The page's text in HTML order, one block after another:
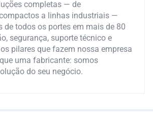
completas — de
a linhas industriais —
de todos os portes em mais de 80
segurança, suporte técnico e
pilares que fazem nossa empresa
uma fabricante: somos
do seu negócio.